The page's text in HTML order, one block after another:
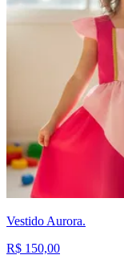
Vestido Aurora.
R$ 150,00